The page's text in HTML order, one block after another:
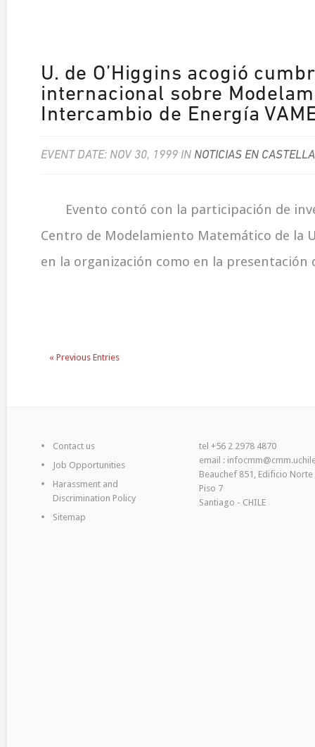
U. de O’Higgins acogió
internacional sobre
Intercambio de Energía
EVENT DATE: NOV 30, 1999 IN NOTICIAS EN
Evento contó con la participación de
Centro de Modelamiento Matemático de la
en la organización como en la presentación
« Previous Entries
Contact us
Job Opportunities
Harassment and
Discrimination Policy
Sitemap
tel +56 2 2978 4870
email :
Beauchef 851, Edificio Norte
Piso 7
Santiago - CHILE